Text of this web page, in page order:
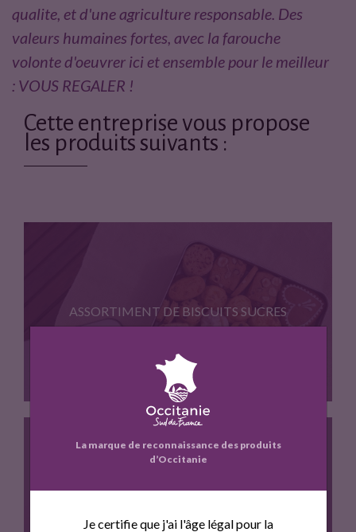
qualite, et d'une agriculture responsable. Des
valeurs humaines fortes, avec la farouche
volonte d'oeuvrer ici et ensemble pour le meilleur
: VOUS REGALER !
Cette entreprise vous propose
les produits suivants :
ASSORTIMENT DE BISCUITS SUCRES
Assortiment de biscuits sucres precieux…
La marque de reconnaissance des produits
d’Occitanie
Je certifie que j'ai l'âge légal pour la